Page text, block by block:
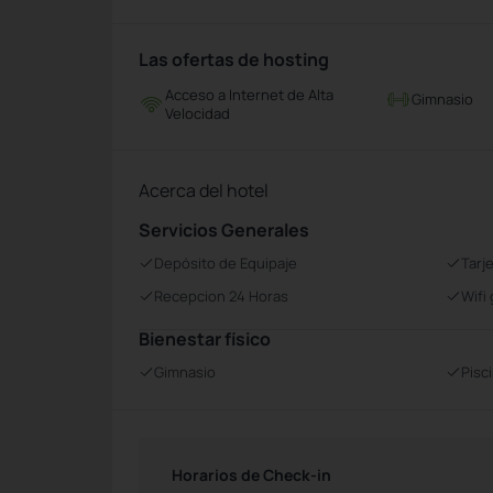
Las ofertas de hosting
Acceso a Internet de Alta
Velocidad
Gimnasio
Acerca del hotel
Servicios Generales
Depósito de Equipaje
Recepcion 24 Horas
Wifi
Bienestar físico
Gimnasio
Horarios de Check-in